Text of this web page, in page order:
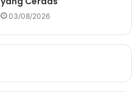
03/08/2026